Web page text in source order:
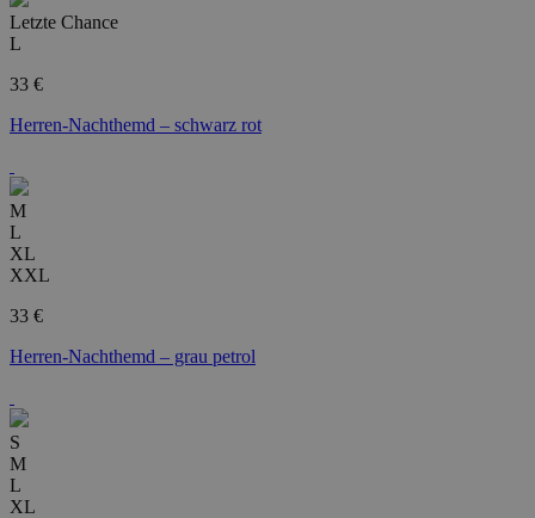
Letzte Chance
L
33 €
Herren-Nachthemd – schwarz rot
M
L
XL
XXL
33 €
Herren-Nachthemd – grau petrol
S
M
L
XL